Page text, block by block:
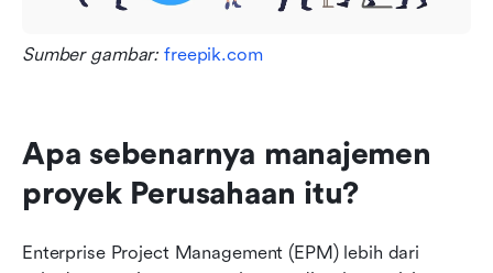
Sumber gambar: freepik.com
Apa sebenarnya manajemen
proyek Perusahaan itu?
Enterprise Project Management (EPM) lebih dari